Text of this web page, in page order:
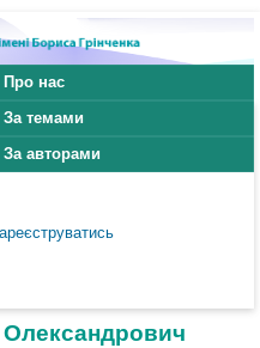
Про нас
За темами
За авторами